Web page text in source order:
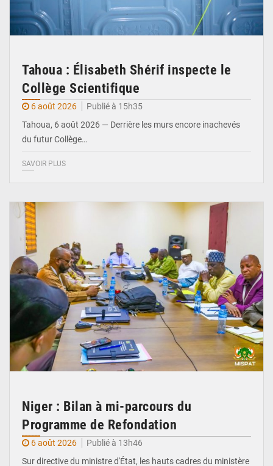
Tahoua : Élisabeth Shérif inspecte le
Collège Scientifique
6 août 2026
Publié à 15h35
Tahoua, 6 août 2026 — Derrière les murs encore inachevés
du futur Collège…
SAVOIR PLUS
Niger : Bilan à mi-parcours du
Programme de Refondation
6 août 2026
Publié à 13h46
Sur directive du ministre d'État, les hauts cadres du ministère